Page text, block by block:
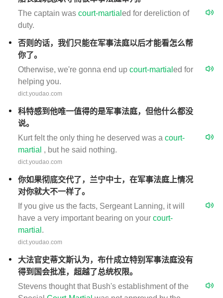
The captain was court-martial ed for dereliction of
duty.
否则的话，我们只能在军事法庭以后才能看怎么帮
你了。
Otherwise, we're gonna end up court-martial ed for
helping you.
dict.youdao.com
科特感到他唯一值得的是军事法庭，但他什么都没
说。
Kurt felt the only thing he deserved was a court-
martial , but he said nothing.
dict.youdao.com
你如果彻底交代了，兰宁中士，在军事法庭上情况
对你就大不一样了。
If you give us the facts, Sergeant Lanning, it will
have a very important bearing on your court-
martial .
dict.youdao.com
大法官史蒂文斯认为，布什成立特别军事法庭没有
得到国会批准，超越了总统权限。
Stevens thought that Bush's establishment of the